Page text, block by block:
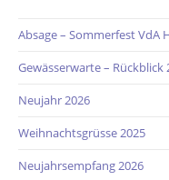
Absage – Sommerfest VdA
Gewässerwarte – Rückblick
Neujahr 2026
Weihnachtsgrüsse 2025
Neujahrsempfang 2026